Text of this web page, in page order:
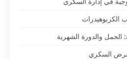
الكربوهيدرات
والدورة الشهرية
السكري